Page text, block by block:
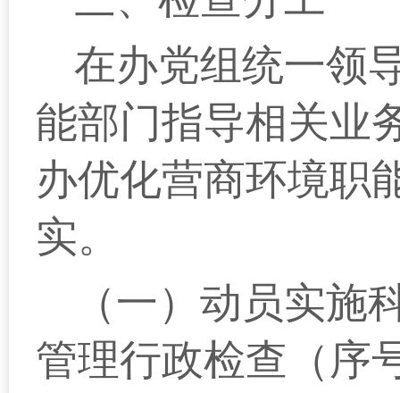
在办党组统一领
能部门指导相关业
办优化营商环境职
实。
（一）动员实施
管理行政检查（序